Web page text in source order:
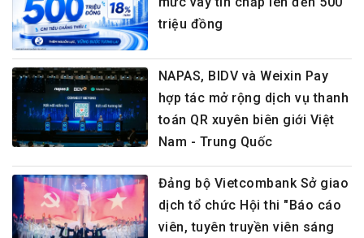
triệu đồng
NAPAS, BIDV và Weixin Pay
hợp tác mở rộng dịch vụ thanh
toán QR xuyên biên giới Việt
Nam - Trung Quốc
Đảng bộ Vietcombank Sở giao
dịch tổ chức Hội thi "Báo cáo
viên, tuyên truyền viên sáng